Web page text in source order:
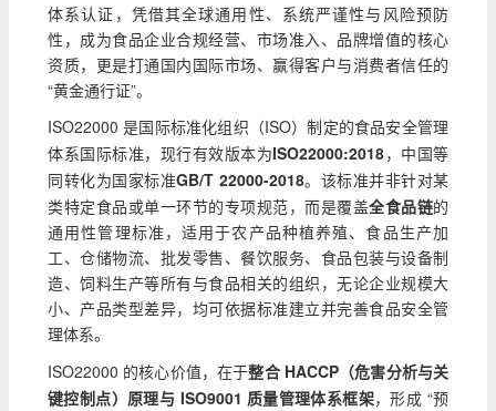
体系认证，凭借其全球通用性、系统严谨性与风险预防
性，成为食品企业合规经营、市场准入、品牌增值的核心
资质，更是打通国内国际市场、赢得客户与消费者信任的
“黄金通行证”。
ISO22000 是国际标准化组织（ISO）制定的食品安全管理
体系国际标准，现行有效版本为ISO22000:2018，中国等
同转化为国家标准GB/T 22000-2018。该标准并非针对某
类特定食品或单一环节的专项规范，而是覆盖全食品链的
通用性管理标准，适用于农产品种植养殖、食品生产加
工、仓储物流、批发零售、餐饮服务、食品包装与设备制
造、饲料生产等所有与食品相关的组织，无论企业规模大
小、产品类型差异，均可依据标准建立并完善食品安全管
理体系。
ISO22000 的核心价值，在于整合 HACCP（危害分析与关
键控制点）原理与 ISO9001 质量管理体系框架，形成 “预